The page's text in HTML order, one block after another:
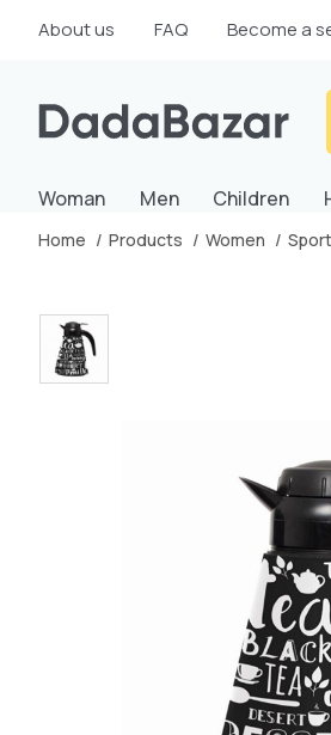
About us FAQ Become a
Woman Men Children
Home Products Women